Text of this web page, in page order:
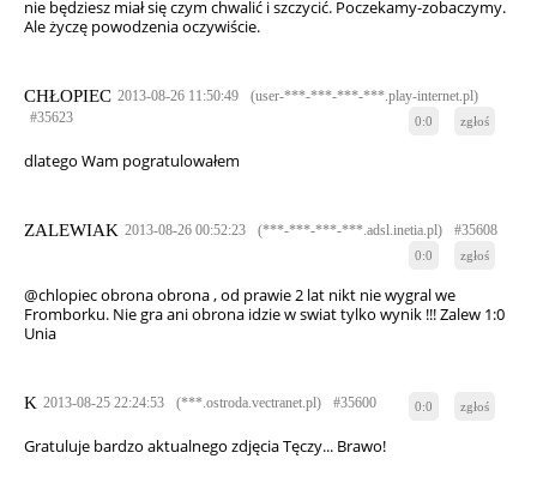
nie będziesz miał się czym chwalić i szczycić. Poczekamy-zobaczymy.
Ale życzę powodzenia oczywiście.
CHŁOPIEC 2013-08-26 11:50:49
(user-***-***-***-***.play-internet.pl)
#35623
0:0 zgłoś
dlatego Wam pogratulowałem
ZALEWIAK 2013-08-26 00:52:23 (***-***-***-***.adsl.inetia.pl) #35608
0:0 zgłoś
@chlopiec obrona obrona , od prawie 2 lat nikt nie wygral we
Fromborku. Nie gra ani obrona idzie w swiat tylko wynik !!! Zalew 1:0
Unia
K 2013-08-25 22:24:53 (***.ostroda.vectranet.pl) #35600 0:0 zgłoś
Gratuluje bardzo aktualnego zdjęcia Tęczy... Brawo!